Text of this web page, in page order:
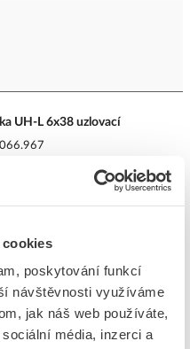
cookies
poskytování funkcí
návštěvnosti využíváme
jak náš web používáte,
média, inzerci a
UH-L 6x38 uzlovací
do košíku
1130 ks